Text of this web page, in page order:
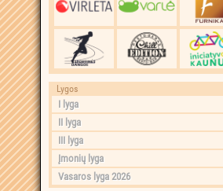
Lygos
I lyga
II lyga
III lyga
Įmonių lyga
Vasaros lyga 2026